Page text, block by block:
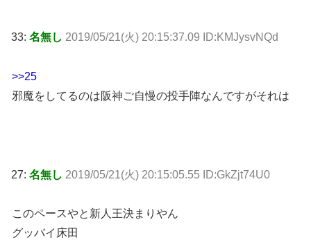
33: 名無し 2019/05/21(火) 20:15:37.09 ID:KMJysvNQd
>>25
邪魔をしてるのは阪神ご自慢の投手陣なんですがそれは
27: 名無し 2019/05/21(火) 20:15:05.55 ID:GkZjt74U0
このペースやと新人王決まりやん
グッバイ床田